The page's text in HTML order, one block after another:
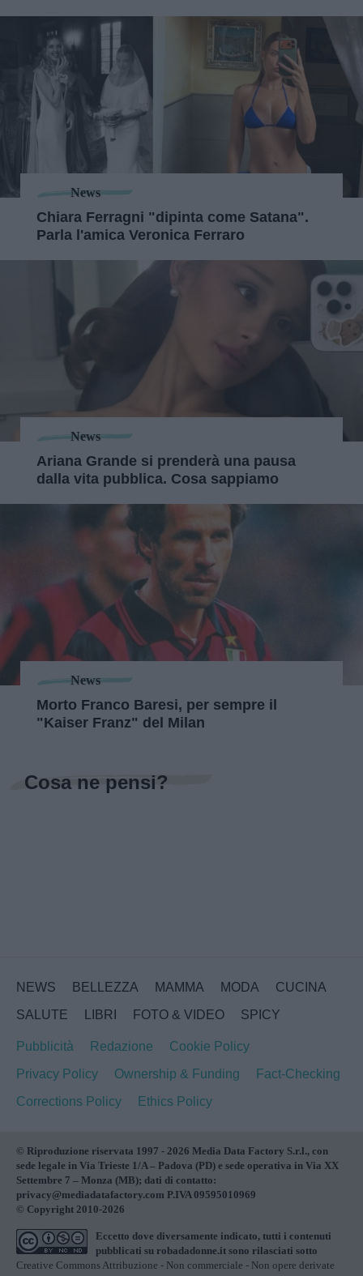
News
Chiara Ferragni "dipinta come Satana".
Parla l'amica Veronica Ferraro
News
Ariana Grande si prenderà una pausa
dalla vita pubblica. Cosa sappiamo
News
Morto Franco Baresi, per sempre il
"Kaiser Franz" del Milan
Cosa ne pensi?
NEWS BELLEZZA MAMMA MODA
CUCINA
SALUTE
LIBRI FOTO & VIDEO SPICY
Pubblicità Redazione
Cookie Policy
Privacy Policy
Ownership & Funding
Fact-Checking
Corrections Policy
Ethics Policy
© Riproduzione riservata 1997 - 2026 Media Data Factory S.r.l., con
sede legale in Via Trieste 1/A – Padova (PD) e sede operativa in Via XX
Settembre 7 – Monza (MB); dati di contatto:
privacy@mediadatafactory.com P.IVA 09595010969
© Copyright 2010-2026
Eccetto dove diversamente indicato, tutti i contenuti
pubblicati su robadadonne.it sono rilasciati sotto
Creative Commons Attribuzione - Non commerciale - Non opere derivate